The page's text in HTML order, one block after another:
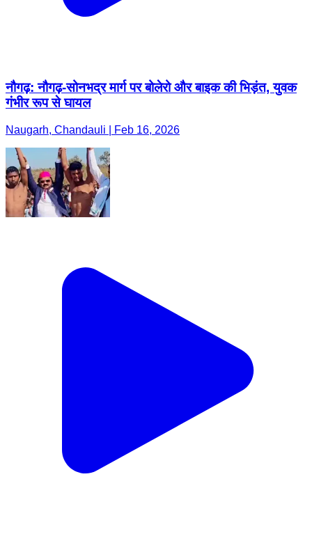
नौगढ़: नौगढ़-सोनभद्र मार्ग पर बोलेरो और बाइक की भिड़ंत, युवक
गंभीर रूप से घायल
Naugarh, Chandauli | Feb 16, 2026